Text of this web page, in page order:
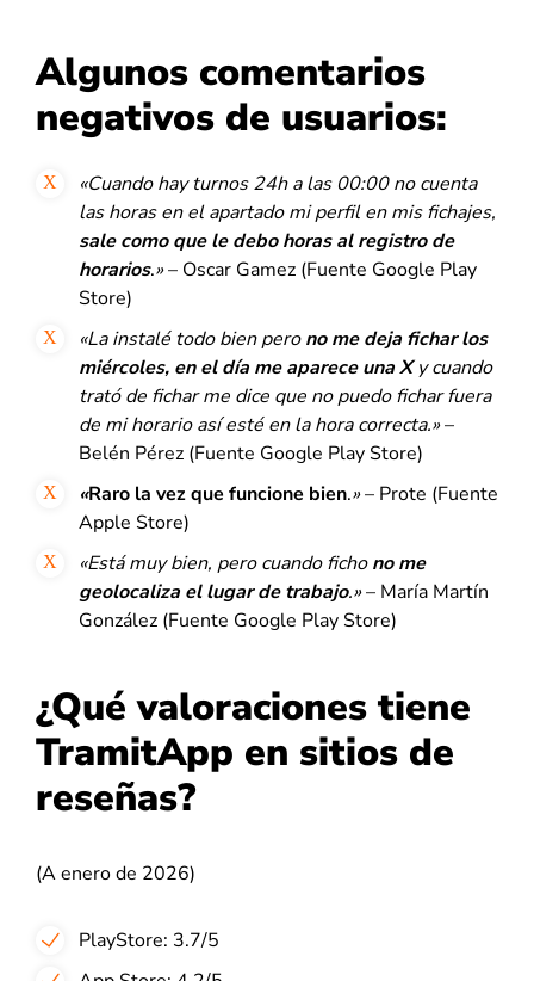
Algunos comentarios
negativos de usuarios:
«Cuando hay turnos 24h a las 00:00 no cuenta
las horas en el apartado mi perfil en mis fichajes,
sale como que le debo horas al registro de
horarios.»– Oscar Gamez (Fuente Google Play
Store)
«La instalé todo bien perono me deja fichar los
miércoles, en el día me aparece una Xy cuando
trató de fichar me dice que no puedo fichar fuera
de mi horario así esté en la hora correcta.»–
Belén Pérez (Fuente Google Play Store)
«Raro la vez que funcione bien.»– Prote (Fuente
Apple Store)
«Está muy bien, pero cuando fichono me
geolocaliza el lugar de trabajo.»– María Martín
González (Fuente Google Play Store)
¿Qué valoraciones tiene
TramitApp en sitios de
reseñas?
(A enero de 2026)
PlayStore: 3.7/5